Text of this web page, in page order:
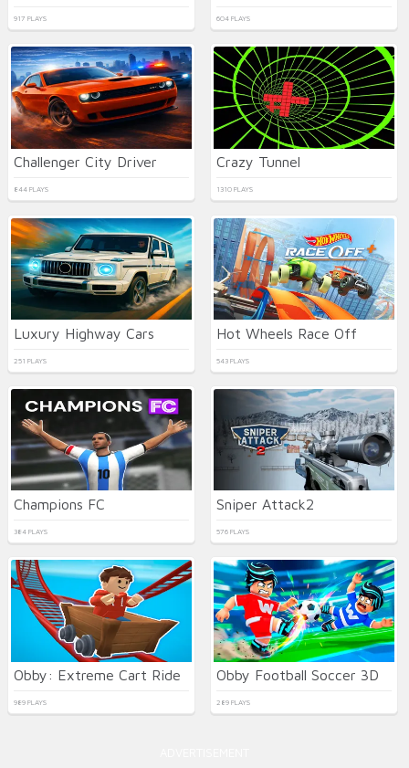
917 PLAYS 604 PLAYS
Challenger City Driver
844 PLAYS
Crazy Tunnel
1310 PLAYS
Luxury Highway Cars
251 PLAYS
Hot Wheels Race Off
543 PLAYS
Champions FC
384 PLAYS
Sniper Attack2
576 PLAYS
Obby: Extreme Cart Ride
989 PLAYS
Obby Football Soccer 3D
289 PLAYS